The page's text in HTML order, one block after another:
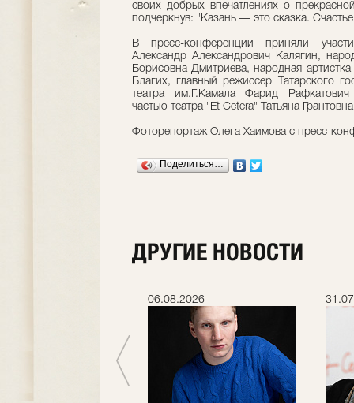
своих добрых впечатлениях о
подчеркнув: "Казань — это сказка.
В пресс-конференции приняли
Александр Александрович Калягин,
Борисовна Дмитриева, народная
Благих, главный режиссер Татарского
театра им.Г.Камала Фарид Рафкатович
частью театра "Et Cetera" Татьяна
Фоторепортаж Олега Хаимова с пресс-
Поделиться…
ДРУГИЕ НОВОСТИ
06.08.2026